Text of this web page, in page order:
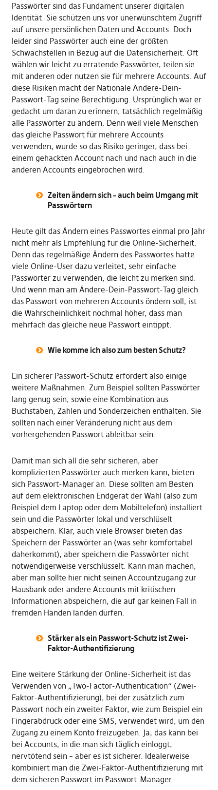
Passwörter sind das Fundament unserer digitalen
Identität. Sie schützen uns vor unerwünschtem Zugriff
auf unsere persönlichen Daten und Accounts. Doch
leider sind Passwörter auch eine der größten
Schwachstellen in Bezug auf die Datensicherheit. Oft
wählen wir leicht zu erratende Passwörter, teilen sie
mit anderen oder nutzen sie für mehrere Accounts. Auf
diese Risiken macht der Nationale Ändere-Dein-
Passwort-Tag seine Berechtigung. Ursprünglich war er
gedacht um daran zu erinnern, tatsächlich regelmäßig
alle Passwörter zu ändern. Denn weil viele Menschen
das gleiche Passwort für mehrere Accounts
verwenden, wurde so das Risiko geringer, dass bei
einem gehackten Account nach und nach auch in die
anderen Accounts eingebrochen wird.
Zeiten ändern sich – auch beim Umgang mit
Passwörtern
Heute gilt das Ändern eines Passwortes einmal pro Jahr
nicht mehr als Empfehlung für die Online-Sicherheit.
Denn das regelmäßige Ändern des Passwortes hatte
viele Online-User dazu verleitet, sehr einfache
Passwörter zu verwenden, die leicht zu merken sind.
Und wenn man am Ändere-Dein-Passwort-Tag gleich
das Passwort von mehreren Accounts öndern soll, ist
die Wahrscheinlichkeit nochmal höher, dass man
mehrfach das gleiche neue Passwort eintippt.
Wie komme ich also zum besten Schutz?
Ein sicherer Passwort-Schutz erfordert also einige
weitere Maßnahmen. Zum Beispiel sollten Passwörter
lang genug sein, sowie eine Kombination aus
Buchstaben, Zahlen und Sonderzeichen enthalten. Sie
sollten nach einer Veränderung nicht aus dem
vorhergehenden Passwort ableitbar sein.
Damit man sich all die sehr sicheren, aber
komplizierten Passwörter auch merken kann, bieten
sich Passwort-Manager an. Diese sollten am Besten
auf dem elektronischen Endgerät der Wahl (also zum
Beispiel dem Laptop oder dem Mobiltelefon) installiert
sein und die Passwörter lokal und verschlüselt
abspeichern. Klar, auch viele Browser bieten das
Speichern der Passwörter an (was sehr komfortabel
daherkommt), aber speichern die Passwörter nicht
notwendigerweise verschlüsselt. Kann man machen,
aber man sollte hier nicht seinen Accountzugang zur
Hausbank oder andere Accounts mit kritischen
Informationen abspeichern, die auf gar keinen Fall in
fremden Händen landen dürfen.
Stärker als ein Passwort-Schutz ist Zwei-
Faktor-Authentifizierung
Eine weitere Stärkung der Online-Sicherheit ist das
Verwenden von „Two-Factor-Authentication“ (Zwei-
Faktor-Authentifizierung), bei der zusätzlich zum
Passwort noch ein zweiter Faktor, wie zum Beispiel ein
Fingerabdruck oder eine SMS, verwendet wird, um den
Zugang zu einem Konto freizugeben. Ja, das kann bei
bei Accounts, in die man sich täglich einloggt,
nervtötend sein – aber es ist sicherer. Idealerweise
kombiniert man die Zwei-Faktor-Authentifizierung mit
dem sicheren Passwort im Passwort-Manager.